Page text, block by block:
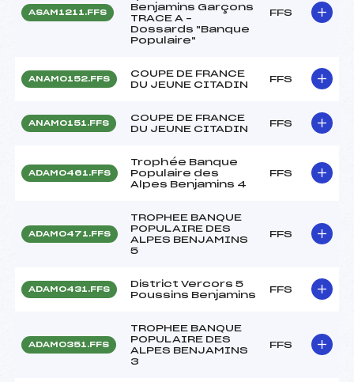
ASAM1211.FFS
Benjamins Garçons
TRACE A –
Dossards "Banque
Populaire"
FFS
ANAM0152.FFS
COUPE DE FRANCE
DU JEUNE CITADIN
FFS
ANAM0151.FFS
COUPE DE FRANCE
DU JEUNE CITADIN
FFS
ADAM0461.FFS
Trophée Banque
Populaire des
Alpes Benjamins 4
FFS
ADAM0471.FFS
TROPHEE BANQUE
POPULAIRE DES
ALPES BENJAMINS
5
FFS
ADAM0431.FFS
District Vercors 5
Poussins Benjamins
FFS
ADAM0351.FFS
TROPHEE BANQUE
POPULAIRE DES
ALPES BENJAMINS
3
FFS